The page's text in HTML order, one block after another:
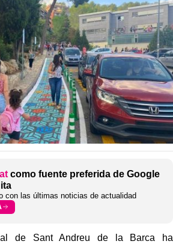
como fuente preferida de Google
con las últimas noticias de actualidad
de Sant Andreu de la Barca ha